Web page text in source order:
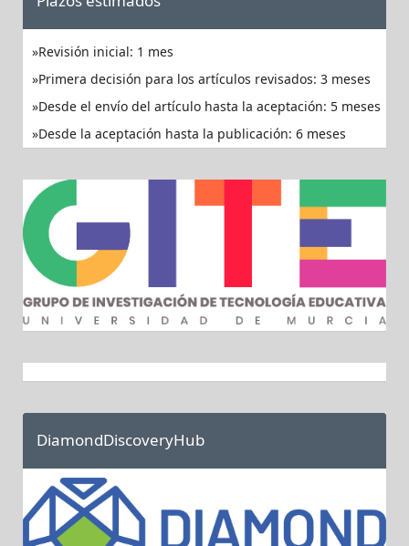
Revisión inicial: 1 mes
Primera decisión para los artículos revisados: 3 meses
Desde el envío del artículo hasta la aceptación: 5 meses
Desde la aceptación hasta la publicación: 6 meses
DiamondDiscoveryHub